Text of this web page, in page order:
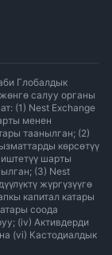
Глобалдык
салуу органы
(1) Nest Exchange
менен
таанылган; (2)
көрсөтүү
шарты
(3) Nest
жүргүзүүгө
капитал катары
соода
(iv) Активдерди
(vi) Кастодиалдык